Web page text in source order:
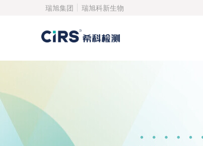
瑞旭集团 瑞旭科新生物